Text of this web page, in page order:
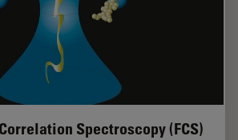
Spectroscopy (FCS)